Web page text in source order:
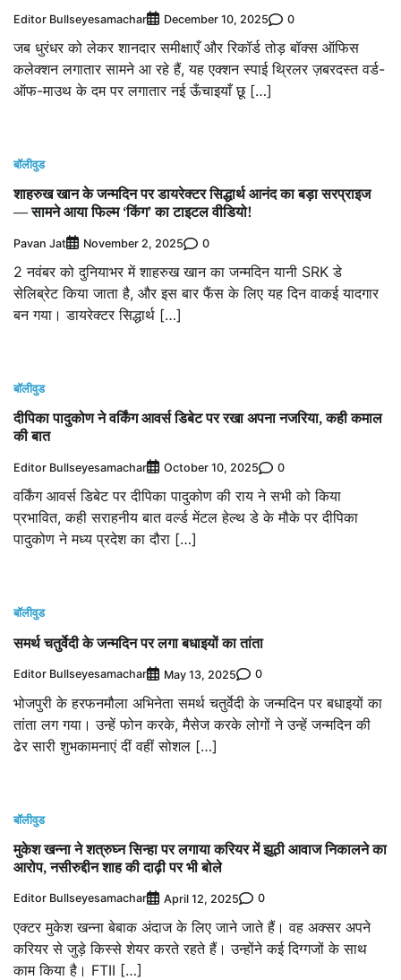
Editor Bullseyesamachar December 10, 2025 0
जब धुरंधर को लेकर शानदार समीक्षाएँ और रिकॉर्ड तोड़ बॉक्स ऑफिस
कलेक्शन लगातार सामने आ रहे हैं, यह एक्शन स्पाई थ्रिलर ज़बरदस्त वर्ड-
ऑफ-माउथ के दम पर लगातार नई ऊँचाइयाँ छू […]
बॉलीवुड
शाहरुख खान के जन्मदिन पर डायरेक्टर सिद्धार्थ आनंद का बड़ा सरप्राइज
— सामने आया फिल्म ‘किंग’ का टाइटल वीडियो!
Pavan Jat November 2, 2025 0
2 नवंबर को दुनियाभर में शाहरुख खान का जन्मदिन यानी SRK डे
सेलिब्रेट किया जाता है, और इस बार फैंस के लिए यह दिन वाकई यादगार
बन गया। डायरेक्टर सिद्धार्थ […]
बॉलीवुड
दीपिका पादुकोण ने वर्किंग आवर्स डिबेट पर रखा अपना नजरिया, कही कमाल
की बात
Editor Bullseyesamachar October 10, 2025 0
वर्किंग आवर्स डिबेट पर दीपिका पादुकोण की राय ने सभी को किया
प्रभावित, कही सराहनीय बात वर्ल्ड मेंटल हेल्थ डे के मौके पर दीपिका
पादुकोण ने मध्य प्रदेश का दौरा […]
बॉलीवुड
समर्थ चतुर्वेदी के जन्मदिन पर लगा बधाइयों का तांता
Editor Bullseyesamachar May 13, 2025 0
भोजपुरी के हरफनमौला अभिनेता समर्थ चतुर्वेदी के जन्मदिन पर बधाइयों का
तांता लग गया। उन्हें फोन करके, मैसेज करके लोगों ने उन्हें जन्मदिन की
ढेर सारी शुभकामनाएं दीं वहीं सोशल […]
बॉलीवुड
मुकेश खन्ना ने शत्रुघ्न सिन्हा पर लगाया करियर में झूठी आवाज निकालने का
आरोप, नसीरुद्दीन शाह की दाढ़ी पर भी बोले
Editor Bullseyesamachar April 12, 2025 0
एक्टर मुकेश खन्ना बेबाक अंदाज के लिए जाने जाते हैं। वह अक्सर अपने
करियर से जुड़े किस्से शेयर करते रहते हैं। उन्होंने कई दिग्गजों के साथ
काम किया है। FTII […]